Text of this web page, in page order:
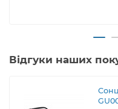
Відгуки наших